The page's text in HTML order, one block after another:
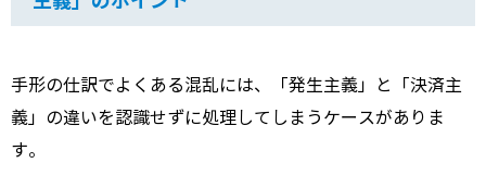
手形の仕訳でよくある混乱には、「発生主義」と「決済主
義」の違いを認識せずに処理してしまうケースがありま
す。